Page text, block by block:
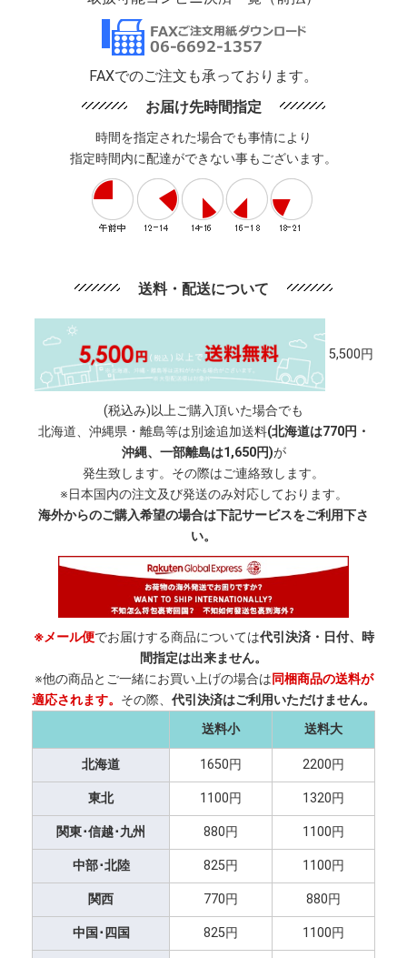
FAXでのご注文も承っております。
お届け先時間指定
時間を指定された場合でも事情により
指定時間内に配達ができない事もございます。
送料・配送について
5,500円
(税込み)以上ご購入頂いた場合でも
北海道、沖縄県・離島等は別途追加送料(北海道は770円・
沖縄、一部離島は1,650円)が
発生致します。その際はご連絡致します。
※日本国内の注文及び発送のみ対応しております。
海外からのご購入希望の場合は下記サービスをご利用下さ
い。
※メール便でお届けする商品については代引決済・日付、時
間指定は出来ません。
※他の商品とご一緒にお買い上げの場合は同梱商品の送料が
適応されます。 その際、 代引決済はご利用いただけません。
送料小
送料大
北海道 1650円 2200円
東北 1100円 1320円
関東･信越･九州 880円 1100円
中部･北陸 825円 1100円
関西 770円 880円
中国･四国 825円 1100円